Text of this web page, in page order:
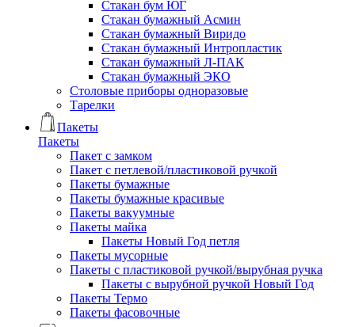
Стакан бум ЮГ
Стакан бумажный Асмин
Стакан бумажный Виридо
Стакан бумажный Интропластик
Стакан бумажный Л-ПАК
Стакан бумажный ЭКО
Столовые приборы одноразовые
Тарелки
Пакеты
Пакеты
Пакет с замком
Пакет с петлевой/пластиковой ручкой
Пакеты бумажные
Пакеты бумажные красивые
Пакеты вакуумные
Пакеты майка
Пакеты Новый Год петля
Пакеты мусорные
Пакеты с пластиковой ручкой/вырубная ручка
Пакеты с вырубной ручкой Новый Год
Пакеты Термо
Пакеты фасовочные